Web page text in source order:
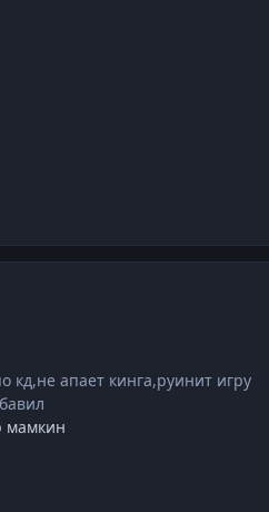
кд,не апает кинга,руинит игру
мамкин